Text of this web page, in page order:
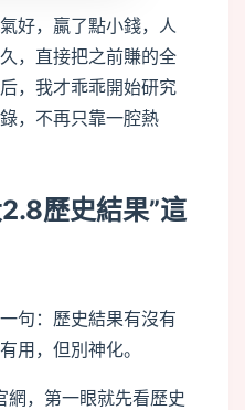
好，贏了點小錢，人
，直接把之前賺的全
，我才乖乖開始研究
，不再只靠一腔熱
歷史結果”這
句：歷史結果有沒有
，但別神化。
網，第一眼就先看歷史